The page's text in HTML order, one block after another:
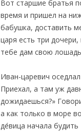
Вот старшие братья
время и пришел на
бабушка, доставить
царя есть три
тебе дам свою
Иван-царевич
Приехал, а там уж
дожидаешься?»
а как только в море
де́вица начала